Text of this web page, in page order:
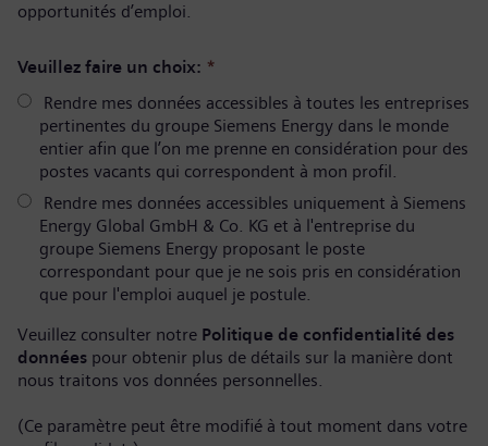
opportunités d’emploi.
Veuillez faire un choix: *
Rendre mes données accessibles à toutes les entreprises
pertinentes du groupe Siemens Energy dans le monde
entier afin que l’on me prenne en considération pour des
postes vacants qui correspondent à mon profil.
Rendre mes données accessibles uniquement à Siemens
Energy Global GmbH & Co. KG et à l'entreprise du
groupe Siemens Energy proposant le poste
correspondant pour que je ne sois pris en considération
que pour l'emploi auquel je postule.
Veuillez consulter notre Politique de confidentialité des
données pour obtenir plus de détails sur la manière dont
nous traitons vos données personnelles.
(Ce paramètre peut être modifié à tout moment dans votre